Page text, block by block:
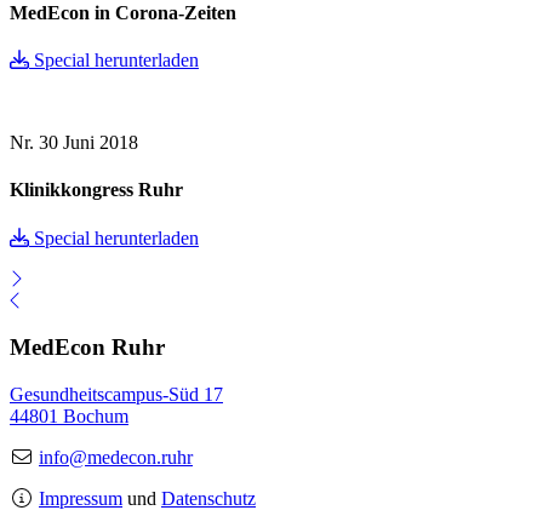
MedEcon in Corona-Zeiten
Special herunterladen
Nr. 30 Juni 2018
Klinikkongress Ruhr
Special herunterladen
MedEcon Ruhr
Gesundheitscampus-Süd 17
44801 Bochum
info@medecon.ruhr
Impressum und Datenschutz